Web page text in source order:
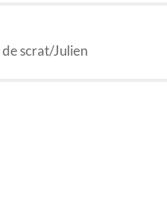
scrat/Julien